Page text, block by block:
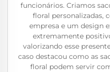
funcionários. Criamos
floral personalizadas,
empresa e um design
extremamente
valorizando esse
caso destacou como as
floral podem servir